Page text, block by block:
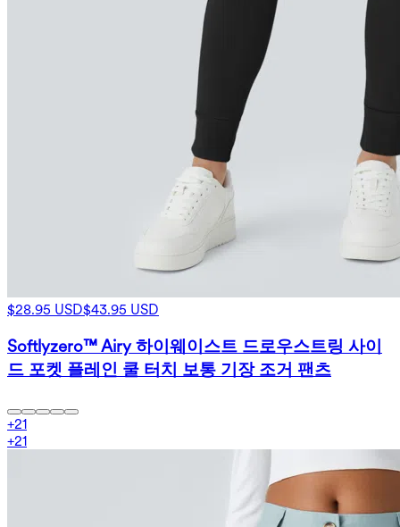
$28.95 USD$43.95 USD
Softlyzero™ Airy 하이웨이스트 드로우스트링 사이
드 포켓 플레인 쿨 터치 보통 기장 조거 팬츠
+21
+21